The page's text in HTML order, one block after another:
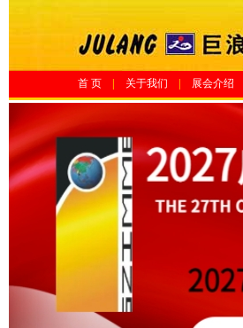
首 页 关于我们 展会介绍